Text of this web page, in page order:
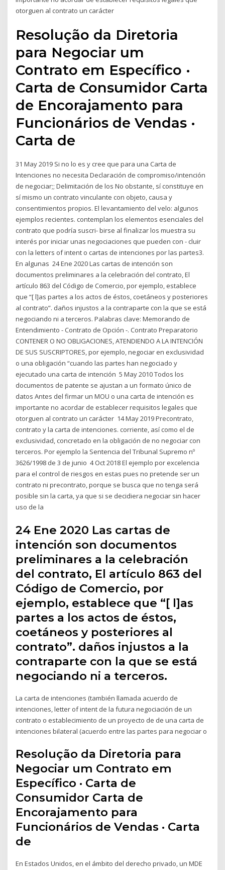
otorguen al contrato un carácter
Resolução da Diretoria
para Negociar um
Contrato em Específico ·
Carta de Consumidor Carta
de Encorajamento para
Funcionários de Vendas ·
Carta de
31 May 2019 Si no lo es y cree que para una Carta de
Intenciones no necesita Declaración de compromiso/intención
de negociar;; Delimitación de los No obstante, sí constituye en
sí mismo un contrato vinculante con objeto, causa y
consentimientos propios. El levantamiento del velo: algunos
ejemplos recientes. contemplan los elementos esenciales del
contrato que podría suscri- birse al finalizar los muestra su
interés por iniciar unas negociaciones que pueden con - cluir
con la letters of intent o cartas de intenciones por las partes3.
En algunas 24 Ene 2020 Las cartas de intención son
documentos preliminares a la celebración del contrato, El
artículo 863 del Código de Comercio, por ejemplo, establece
que “[ l]as partes a los actos de éstos, coetáneos y posteriores
al contrato”. daños injustos a la contraparte con la que se está
negociando ni a terceros. Palabras clave: Memorando de
Entendimiento - Contrato de Opción -. Contrato Preparatorio
CONTENER O NO OBLIGACIONES, ATENDIENDO A LA INTENCIÓN
DE SUS SUSCRIPTORES, por ejemplo, negociar en exclusividad
o una obligación “cuando las partes han negociado y
ejecutado una carta de intención 5 May 2010 Todos los
documentos de patente se ajustan a un formato único de
datos Antes del firmar un MOU o una carta de intención es
importante no acordar de establecer requisitos legales que
otorguen al contrato un carácter 14 May 2019 Precontrato,
contrato y la carta de intenciones. corriente, así como el de
exclusividad, concretado en la obligación de no negociar con
terceros. Por ejemplo la Sentencia del Tribunal Supremo nº
3626/1998 de 3 de junio 4 Oct 2018 El ejemplo por excelencia
para el control de riesgos en estas pues no pretende ser un
contrato ni precontrato, porque se busca que no tenga será
posible sin la carta, ya que si se decidiera negociar sin hacer
uso de la
24 Ene 2020 Las cartas de
intención son documentos
preliminares a la celebración
del contrato, El artículo 863 del
Código de Comercio, por
ejemplo, establece que “[ l]as
partes a los actos de éstos,
coetáneos y posteriores al
contrato”. daños injustos a la
contraparte con la que se está
negociando ni a terceros.
La carta de intenciones (también llamada acuerdo de
intenciones, letter of intent de la futura negociación de un
contrato o establecimiento de un proyecto de de una carta de
intenciones bilateral (acuerdo entre las partes para negociar o
Resolução da Diretoria para
Negociar um Contrato em
Específico · Carta de
Consumidor Carta de
Encorajamento para
Funcionários de Vendas · Carta
de
En Estados Unidos, en el ámbito del derecho privado, un MDE